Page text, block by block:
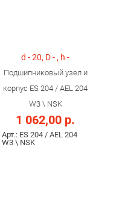
d - 20, D - , h -
Подшипниковый узел и
корпус ES 204 / AEL 204
W3 \ NSK
1 062,00 р.
Арт.: ES 204 / AEL 204
W3 \ NSK